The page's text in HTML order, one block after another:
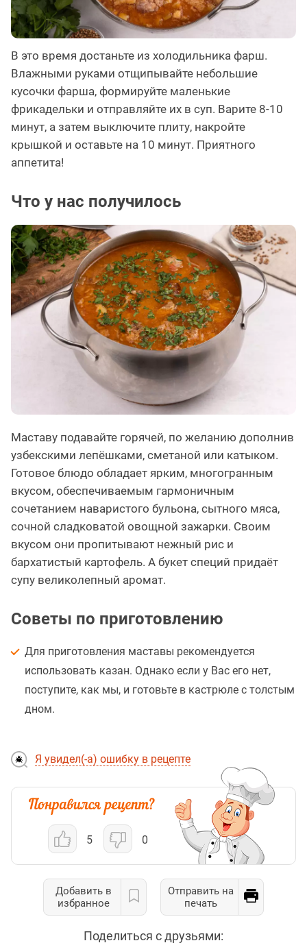
В это время достаньте из холодильника фарш.
Влажными руками отщипывайте небольшие
кусочки фарша, формируйте маленькие
фрикадельки и отправляйте их в суп. Варите 8-10
минут, а затем выключите плиту, накройте
крышкой и оставьте на 10 минут. Приятного
аппетита!
Что у нас получилось
Маставу подавайте горячей, по желанию дополнив
узбекскими лепёшками, сметаной или катыком.
Готовое блюдо обладает ярким, многогранным
вкусом, обеспечиваемым гармоничным
сочетанием наваристого бульона, сытного мяса,
сочной сладковатой овощной зажарки. Своим
вкусом они пропитывают нежный рис и
бархатистый картофель. А букет специй придаёт
супу великолепный аромат.
Советы по приготовлению
Для приготовления маставы рекомендуется
использовать казан. Однако если у Вас его нет,
поступите, как мы, и готовьте в кастрюле с толстым
дном.
Я увидел(-а) ошибку в рецепте
5 0
Добавить в
избранное
Отправить на
печать
Поделиться с друзьями: